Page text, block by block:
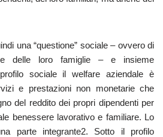
una “questione” sociale – ovvero di
e delle loro famiglie – e insieme
sociale il welfare aziendale è
e prestazioni non monetarie che
del reddito dei propri dipendenti per
benessere lavorativo e familiare. Lo
parte integrante2. Sotto il profilo